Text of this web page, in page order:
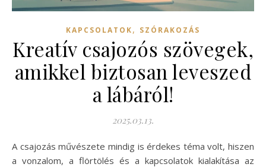
KAPCSOLATOK, SZÓRAKOZÁS
Kreatív csajozós szövegek,
amikkel biztosan leveszed
a lábáról!
2025.03.13.
A csajozás művészete mindig is érdekes téma volt, hiszen
a vonzalom, a flörtölés és a kapcsolatok kialakítása az